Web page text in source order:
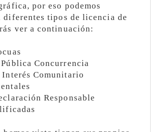
por eso podemos
diferentes tipos de licencia de
ver a continuación:
Concurrencia
Comunitario
Responsable